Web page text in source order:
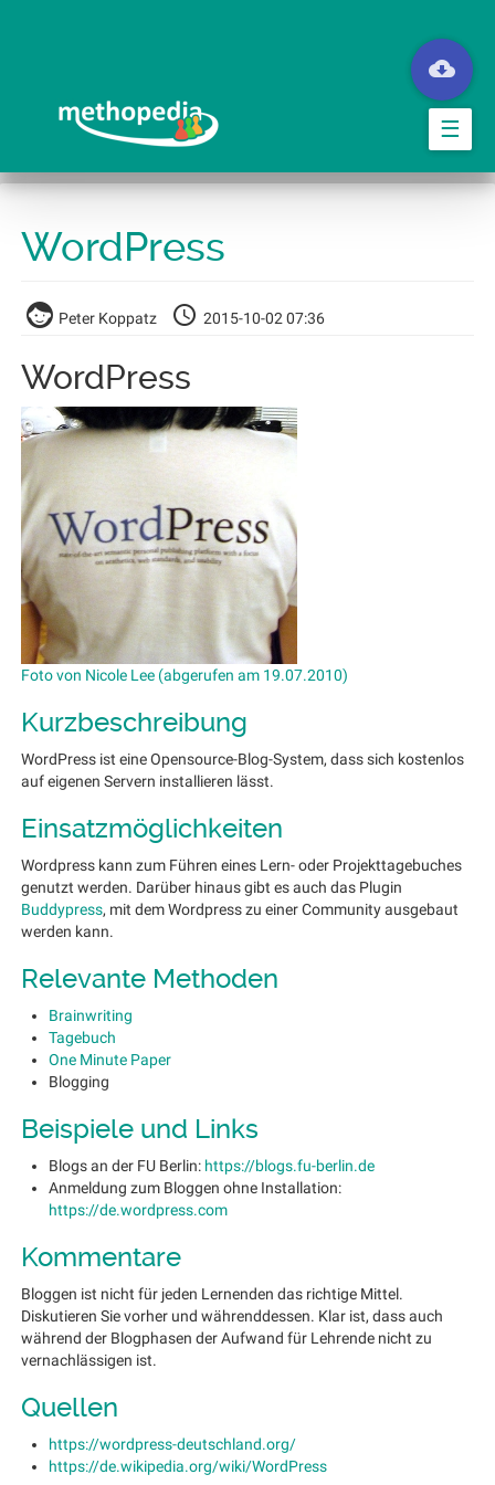
☰
WordPress
Peter Koppatz 2015-10-02 07:36
WordPress
Foto von Nicole Lee (abgerufen am 19.07.2010)
Kurzbeschreibung
WordPress ist eine Opensource-Blog-System, dass sich kostenlos
auf eigenen Servern installieren lässt.
Einsatzmöglichkeiten
Wordpress kann zum Führen eines Lern- oder Projekttagebuches
genutzt werden. Darüber hinaus gibt es auch das Plugin
Buddypress, mit dem Wordpress zu einer Community ausgebaut
werden kann.
Relevante Methoden
Brainwriting
Tagebuch
One Minute Paper
Blogging
Beispiele und Links
Blogs an der FU Berlin: https://blogs.fu-berlin.de
Anmeldung zum Bloggen ohne Installation:
https://de.wordpress.com
Kommentare
Bloggen ist nicht für jeden Lernenden das richtige Mittel.
Diskutieren Sie vorher und währenddessen. Klar ist, dass auch
während der Blogphasen der Aufwand für Lehrende nicht zu
vernachlässigen ist.
Quellen
https://wordpress-deutschland.org/
https://de.wikipedia.org/wiki/WordPress